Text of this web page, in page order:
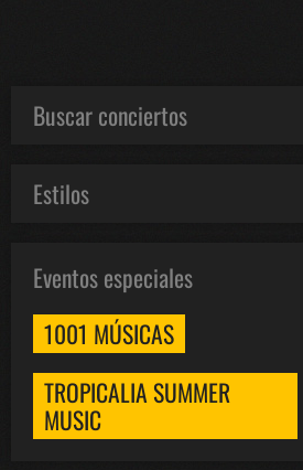
Buscar conciertos
Estilos
Eventos especiales
1001 MÚSICAS
TROPICALIA SUMMER
MUSIC